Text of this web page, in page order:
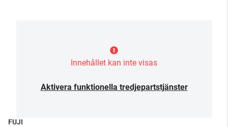
Innehållet kan inte visas
Aktivera funktionella tredjepartstjänster
FUJI